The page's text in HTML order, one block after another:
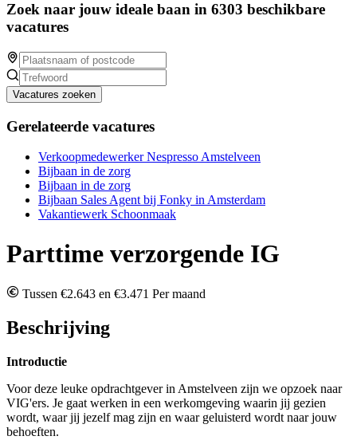
Zoek naar jouw ideale baan in 6303 beschikbare
vacatures
Vacatures zoeken
Gerelateerde vacatures
Verkoopmedewerker Nespresso Amstelveen
Bijbaan in de zorg
Bijbaan in de zorg
Bijbaan Sales Agent bij Fonky in Amsterdam
Vakantiewerk Schoonmaak
Parttime verzorgende IG
Tussen €2.643 en €3.471 Per maand
Beschrijving
Introductie
Voor deze leuke opdrachtgever in Amstelveen zijn we opzoek naar
VIG'ers. Je gaat werken in een werkomgeving waarin jij gezien
wordt, waar jij jezelf mag zijn en waar geluisterd wordt naar jouw
behoeften.